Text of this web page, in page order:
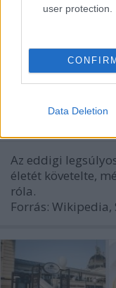
user protection.
CONFIRM
Data Deletion
A
Az eddigi
életét követelte,
róla.
Forrás: Wikipedia,